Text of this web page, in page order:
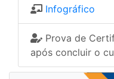
Infográfico
Prova de
após concluir o